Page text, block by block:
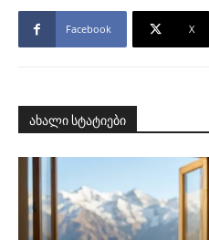
Facebook X
ახალი სტატიები